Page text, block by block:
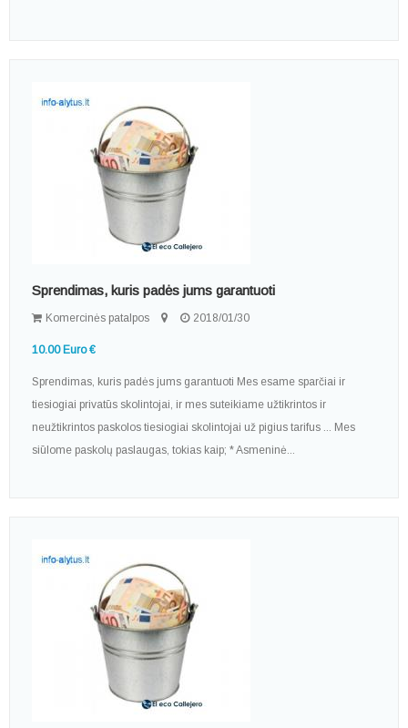
Sprendimas, kuris padės jums garantuoti
Komercinės patalpos 2018/01/30
10.00 Euro €
Sprendimas, kuris padės jums garantuoti Mes esame sparčiai ir
tiesiogiai privatūs skolintojai, ir mes suteikiame užtikrintos ir
neužtikrintos paskolos tiesiogiai skolintojai už pigius tarifus ... Mes
siūlome paskolų paslaugas, tokias kaip; * Asmeninė...